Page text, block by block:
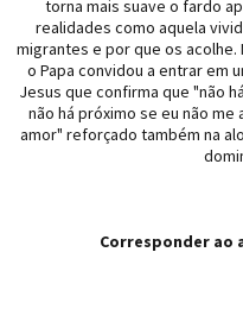
torna mais suave o fardo
realidades como aquela
migrantes e por que os acolhe.
o Papa convidou a entrar em
Jesus que confirma que "não
não há próximo se eu não me
amor" reforçado também na
Corresponder ao